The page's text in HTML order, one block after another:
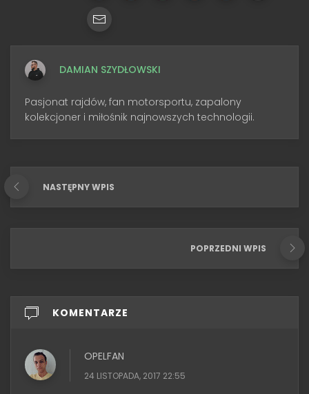
DAMIAN SZYDŁOWSKI
Pasjonat rajdów, fan motorsportu, zapalony
kolekcjoner i miłośnik najnowszych technologii.
NASTĘPNY WPIS
POPRZEDNI WPIS
KOMENTARZE
OPELFAN
24 LISTOPADA, 2017 22:55